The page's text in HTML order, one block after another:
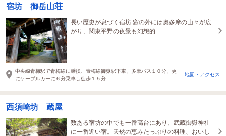
宿坊 御岳山荘
長い歴史が息づく宿坊 窓の外には奥多摩の山々が広
がり、関東平野の夜景も幻想的
中央線青梅駅で青梅線に乗換、青梅線御嶽駅下車、多摩バス１０分、更
にケーブルカーに６分乗車し徒歩１５分
地図・アクセス
西須崎坊 蔵屋
数ある宿坊の中でも一番高台にあり、武蔵御嶽神社
に一番近い宿。天然の恵みたっぷりの料理、おいし